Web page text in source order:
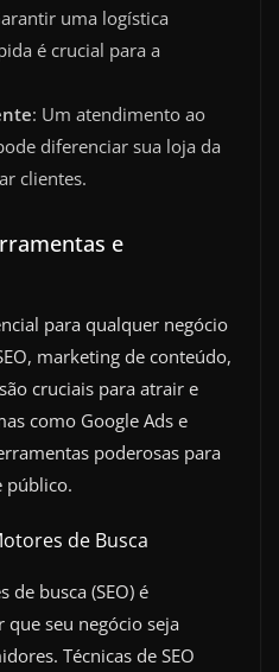
uma logística
é crucial para a
: Um atendimento ao
diferenciar sua loja da
clientes.
e
para qualquer negócio
marketing de conteúdo,
cruciais para atrair e
como Google Ads e
poderosas para
público.
de Busca
busca (SEO) é
seu negócio seja
Técnicas de SEO